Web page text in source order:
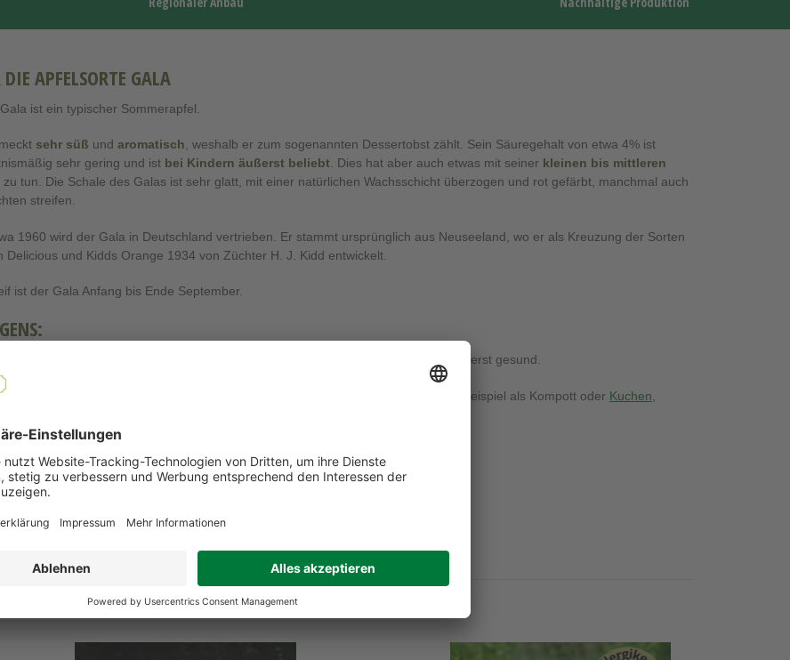
DIE APFELSORTE GALA
ist ein typischer Sommerapfel.
sehr süß und aromatisch, weshalb er zum sogenannten Dessertobst zählt. Sein Säuregehalt von etwa 4% ist
sehr gering und ist bei Kindern äußerst beliebt. Dies hat aber auch etwas mit seiner kleinen bis mittleren
zu tun. Die Schale des Galas ist sehr glatt, mit einer natürlichen Wachsschicht überzogen und rot gefärbt, manchmal auch
streifen.
1960 wird der Gala in Deutschland vertrieben. Er stammt ursprünglich aus Neuseeland, wo er als Kreuzung der Sorten
Delicious und Kidds Orange 1934 von Züchter H. J. Kidd entwickelt.
ist der Gala Anfang bis Ende September.
hat einen höheren Gehalt an Vitamin C als viele andere Sorten und ist somit äußerst gesund.
sich sehr gut für den Sofortverzehr, doch auch für die Weiterverarbeitung, zum Beispiel als Kompott oder Kuchen,
EMPFOHLENE PRODUKTE